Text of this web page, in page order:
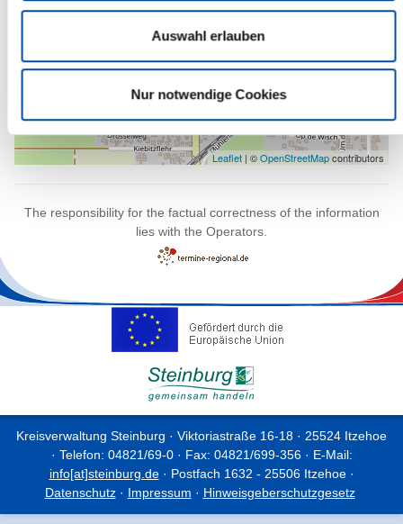
Auswahl erlauben
Nur notwendige Cookies
Leaflet | ©OpenStreetMapcontributors
The responsibility for the factual correctness of the information
lies with the Operators.
Kreisverwaltung Steinburg · Viktoriastraße 16-18 · 25524 Itzehoe
· Telefon: 04821/69-0 · Fax: 04821/699-356 · E-Mail:
info[at]steinburg.de· Postfach 1632 - 25506 Itzehoe ·
Datenschutz· Impressum · Hinweisgeberschutzgesetz